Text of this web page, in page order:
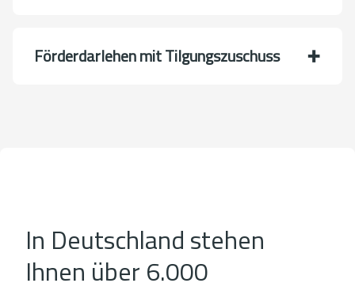
Förderdarlehen mit Tilgungszuschuss
In Deutschland stehen
Ihnen über 6.000